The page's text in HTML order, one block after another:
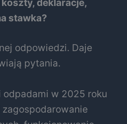
deklaracje,
stawka?
odpowiedzi. Daje
pytania.
odpadami w 2025 roku
zagospodarowanie